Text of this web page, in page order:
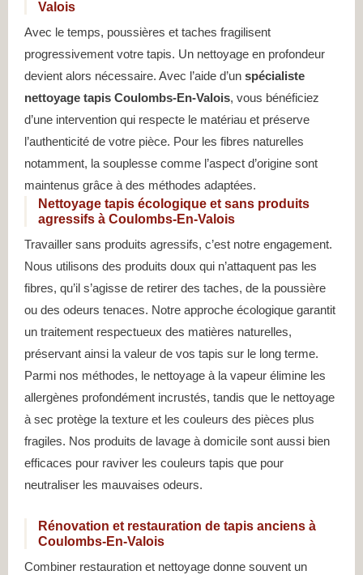
Valois
Avec le temps, poussières et taches fragilisent
progressivement votre tapis. Un nettoyage en profondeur
devient alors nécessaire. Avec l’aide d’un spécialiste
nettoyage tapis Coulombs-En-Valois, vous bénéficiez
d’une intervention qui respecte le matériau et préserve
l’authenticité de votre pièce. Pour les fibres naturelles
notamment, la souplesse comme l’aspect d’origine sont
maintenus grâce à des méthodes adaptées.
Nettoyage tapis écologique et sans produits
agressifs à Coulombs-En-Valois
Travailler sans produits agressifs, c’est notre engagement.
Nous utilisons des produits doux qui n’attaquent pas les
fibres, qu’il s’agisse de retirer des taches, de la poussière
ou des odeurs tenaces. Notre approche écologique garantit
un traitement respectueux des matières naturelles,
préservant ainsi la valeur de vos tapis sur le long terme.
Parmi nos méthodes, le nettoyage à la vapeur élimine les
allergènes profondément incrustés, tandis que le nettoyage
à sec protège la texture et les couleurs des pièces plus
fragiles. Nos produits de lavage à domicile sont aussi bien
efficaces pour raviver les couleurs tapis que pour
neutraliser les mauvaises odeurs.
Rénovation et restauration de tapis anciens à
Coulombs-En-Valois
Combiner restauration et nettoyage donne souvent un